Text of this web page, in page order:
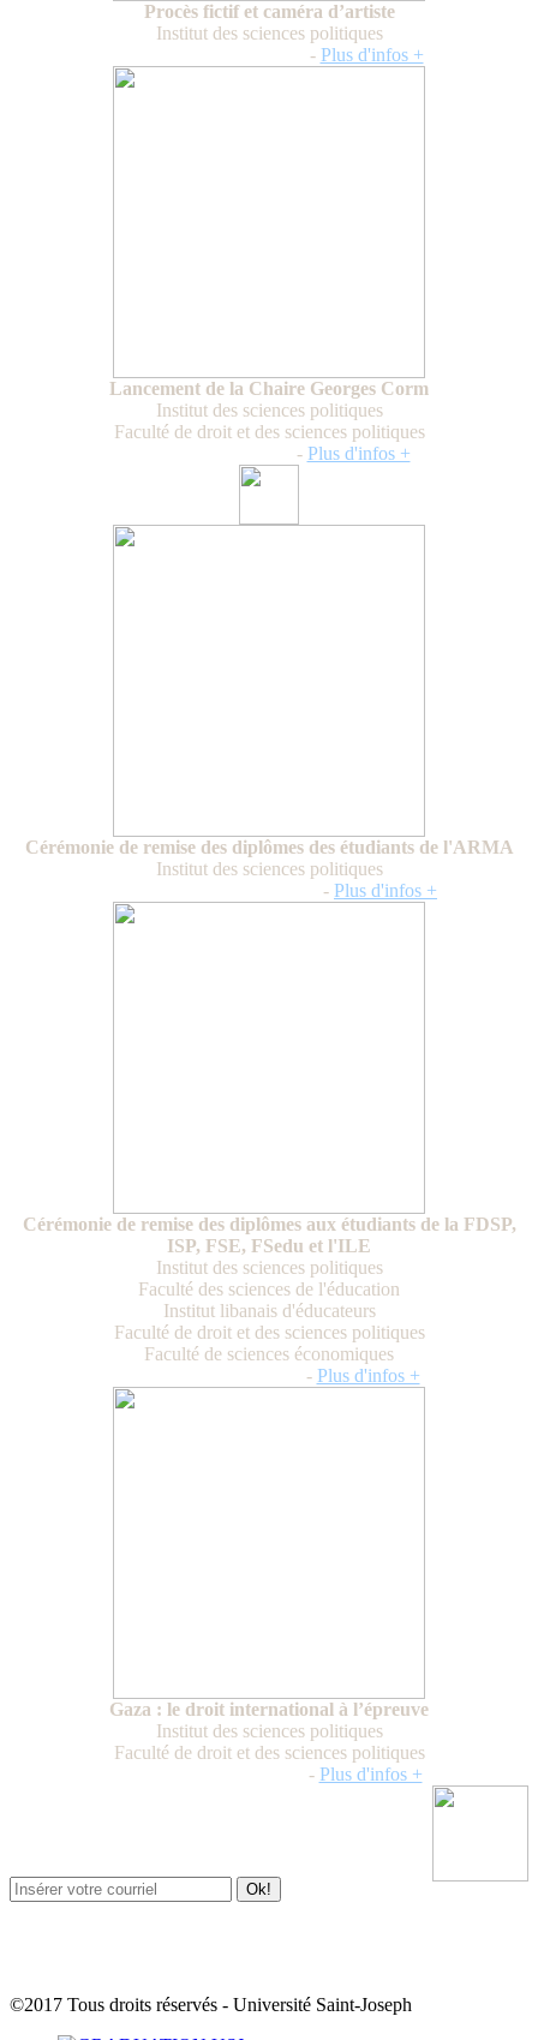
Procès fictif et caméra d’artiste
Institut des sciences politiques
- Plus d'infos +
Lancement de la Chaire Georges Corm
Institut des sciences politiques
Faculté de droit et des sciences politiques
- Plus d'infos +
Cérémonie de remise des diplômes des étudiants de l'ARMA
Institut des sciences politiques
- Plus d'infos +
Cérémonie de remise des diplômes aux étudiants de la FDSP,
ISP, FSE, FSedu et l'ILE
Institut des sciences politiques
Faculté des sciences de l'éducation
Institut libanais d'éducateurs
Faculté de droit et des sciences politiques
Faculté de sciences économiques
- Plus d'infos +
Gaza : le droit international à l’épreuve
Institut des sciences politiques
Faculté de droit et des sciences politiques
- Plus d'infos +
©2017 Tous droits réservés - Université Saint-Joseph